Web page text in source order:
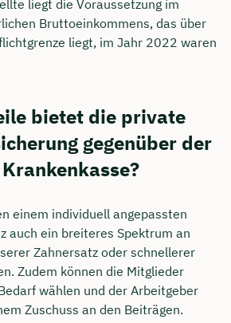
liegt die Voraussetzung im
Bruttoeinkommens, das über
liegt, im Jahr 2022 waren
bietet die private
gegenüber der
einem individuell angepassten
auch ein breiteres Spektrum an
Zahnersatz oder schnellerer
Zudem können die Mitglieder
wählen und der Arbeitgeber
Zuschuss an den Beiträgen.